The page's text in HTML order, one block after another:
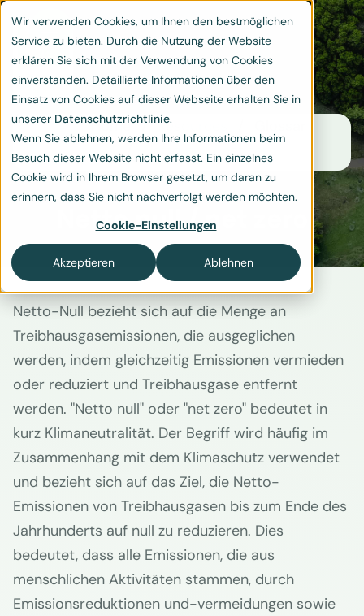
Wir verwenden Cookies, um Ihnen den bestmöglichen
Service zu bieten. Durch die Nutzung der Website
erklären Sie sich mit der Verwendung von Cookies
einverstanden. Detaillierte Informationen über den
Einsatz von Cookies auf dieser Webseite erhalten Sie in
unserer Datenschutzrichtlinie.
Wenn Sie ablehnen, werden Ihre Informationen beim
Besuch dieser Website nicht erfasst. Ein einzelnes
Cookie wird in Ihrem Browser gesetzt, um daran zu
erinnern, dass Sie nicht nachverfolgt werden möchten.
Cookie-Einstellungen
Akzeptieren Ablehnen
Home Resources
Netto null / net zero
Netto null / net zero
Netto-Null bezieht sich auf die Menge an
Treibhausgasemissionen, die ausgeglichen
werden, indem gleichzeitig Emissionen vermieden
oder reduziert und Treibhausgase entfernt
werden. "Netto null" oder "net zero" bedeutet in
kurz Klimaneutralität. Der Begriff wird häufig im
Zusammenhang mit dem Klimaschutz verwendet
und bezieht sich auf das Ziel, die Netto-
Emissionen von Treibhausgasen bis zum Ende des
Jahrhunderts auf null zu reduzieren. Dies
bedeutet, dass alle Emissionen, die aus
menschlichen Aktivitäten stammen, durch
Emissionsreduktionen und-vermeidungen sowie